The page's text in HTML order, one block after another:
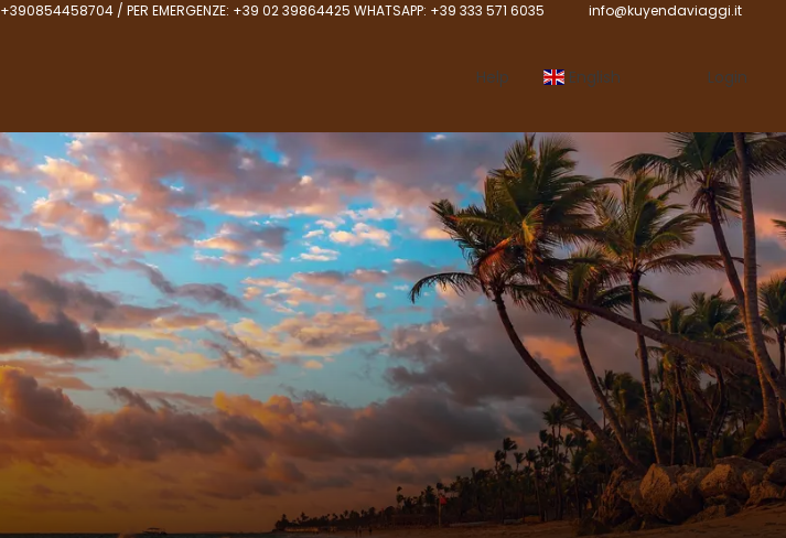
+390854458704 / PER EMERGENZE: +39 02 39864425 WHATSAPP: +39 333 571 6035 info@kuyendaviaggi.it
Help English Login